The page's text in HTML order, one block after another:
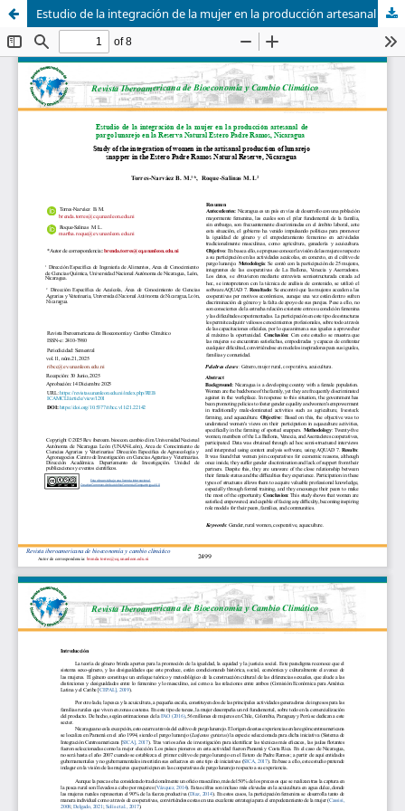
Estudio de la integración de la mujer en la producción artesanal de pargo lunarejo en la Reserva Natural Estero Padre Ramos, Nicaragua